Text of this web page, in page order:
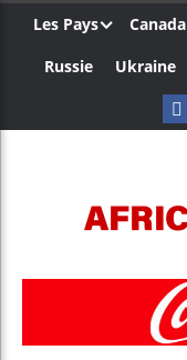
Les Pays Canada
Russie
Ukraine